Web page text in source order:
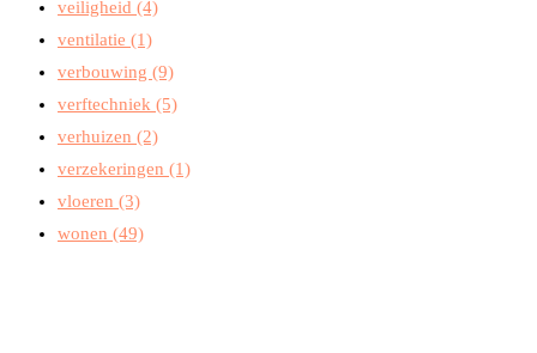
veiligheid (4)
ventilatie (1)
verbouwing (9)
verftechniek (5)
verhuizen (2)
verzekeringen (1)
vloeren (3)
wonen (49)